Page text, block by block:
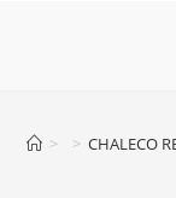
> > CHALECO